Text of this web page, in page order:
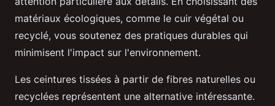
matériaux écologiques, comme le cuir végétal ou
recyclé, vous soutenez des pratiques durables qui
minimisent l'impact sur l'environnement.
Les ceintures tissées à partir de fibres naturelles ou
recyclées représentent une alternative intéressante.